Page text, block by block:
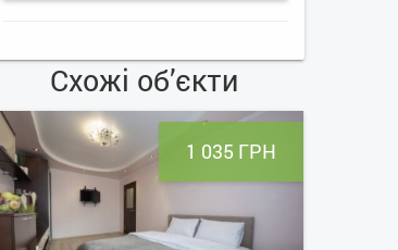
Схожі об’єкти
1 035 ГРН